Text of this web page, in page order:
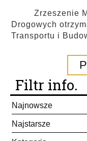
Zrzeszenie
Drogowych
Transportu i
Filtr info.
Najnowsze
Najstarsze